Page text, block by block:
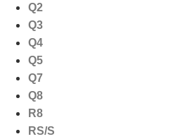
Q2
Q3
Q4
Q5
Q7
Q8
R8
RS/S